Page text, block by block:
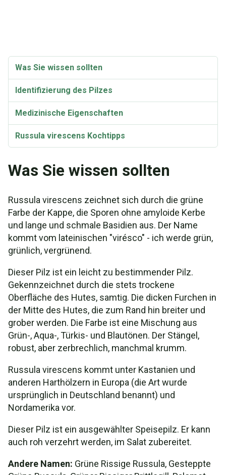
Was Sie wissen sollten
Identifizierung des Pilzes
Medizinische Eigenschaften
Russula virescens Kochtipps
Was Sie wissen sollten
Russula virescens zeichnet sich durch die grüne
Farbe der Kappe, die Sporen ohne amyloide Kerbe
und lange und schmale Basidien aus. Der Name
kommt vom lateinischen "virésco" - ich werde grün,
grünlich, vergrünend.
Dieser Pilz ist ein leicht zu bestimmender Pilz.
Gekennzeichnet durch die stets trockene
Oberfläche des Hutes, samtig. Die dicken Furchen in
der Mitte des Hutes, die zum Rand hin breiter und
grober werden. Die Farbe ist eine Mischung aus
Grün-, Aqua-, Türkis- und Blautönen. Der Stängel,
robust, aber zerbrechlich, manchmal krumm.
Russula virescens kommt unter Kastanien und
anderen Harthölzern in Europa (die Art wurde
ursprünglich in Deutschland benannt) und
Nordamerika vor.
Dieser Pilz ist ein ausgewählter Speisepilz. Er kann
auch roh verzehrt werden, im Salat zubereitet.
Andere Namen: Grüne Rissige Russula, Gesteppte